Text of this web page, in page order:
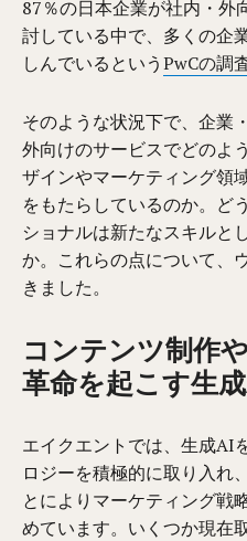
87％の日本企業が社内・外
討している中で、多くの企
しんでいるというPwCの調
そのような状況下で、企業
外向けのサービスでどのよ
ザインやマーケティング領
をもたらしているのか。ど
ショナルは新たなスキルと
か。これらの点について、
きました。
コンテンツ制作
革命を起こす生
エイクエントでは、生成AI
ロジーを積極的に取り入れ
とによりマーケティング戦
めています。いくつか現在